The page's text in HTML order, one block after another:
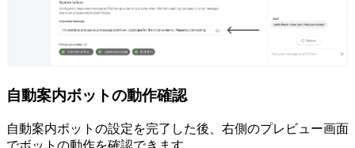
自動案内ボットの動作確認
自動案内ボットの設定を完了した後、右側のプレビュー画面
でボットの動作を確認できます。